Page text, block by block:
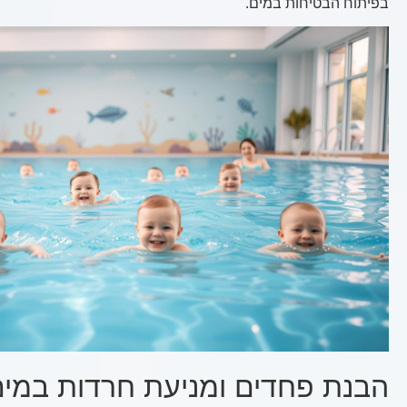
הבנת פחדים ומניעת חרדות